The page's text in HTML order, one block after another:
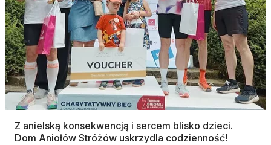
Z anielską konsekwencją i sercem blisko dzieci.
Dom Aniołów Stróżów uskrzydla codzienność!